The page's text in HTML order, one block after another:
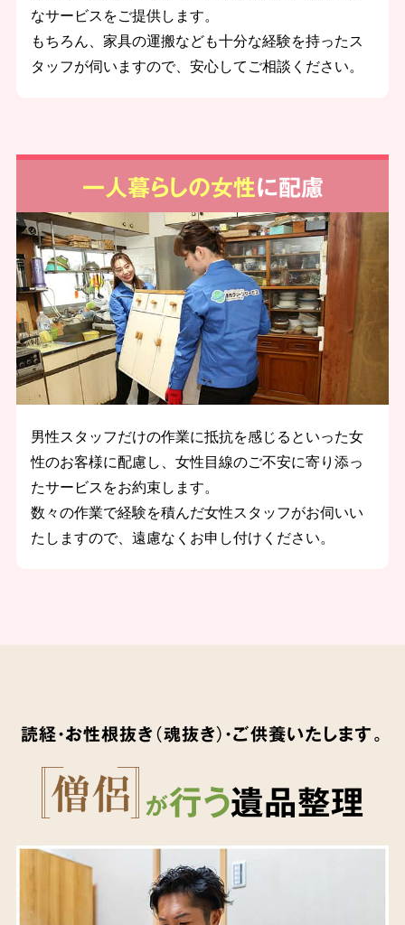
なサービスをご提供します。
もちろん、家具の運搬なども十分な経験を持ったス
タッフが伺いますので、安心してご相談ください。
一人暮らしの女性に配慮
男性スタッフだけの作業に抵抗を感じるといった女
性のお客様に配慮し、女性目線のご不安に寄り添っ
たサービスをお約束します。
数々の作業で経験を積んだ女性スタッフがお伺いい
たしますので、遠慮なくお申し付けください。
が行う遺品整理
読経・お性根抜き（魂抜き）・ご供養いたします。